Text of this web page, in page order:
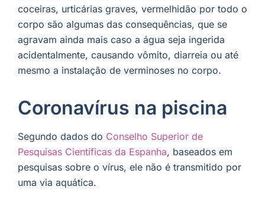
coceiras, urticárias graves, vermelhidão por todo o
corpo são algumas das consequências, que se
agravam ainda mais caso a água seja ingerida
acidentalmente, causando vômito, diarreia ou até
mesmo a instalação de verminoses no corpo.
Coronavírus na piscina
Segundo dados do Conselho Superior de
Pesquisas Científicas da Espanha, baseados em
pesquisas sobre o vírus, ele não é transmitido por
uma via aquática.